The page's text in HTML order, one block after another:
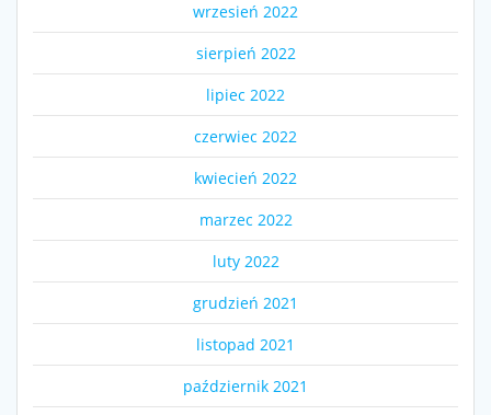
wrzesień 2022
sierpień 2022
lipiec 2022
czerwiec 2022
kwiecień 2022
marzec 2022
luty 2022
grudzień 2021
listopad 2021
październik 2021